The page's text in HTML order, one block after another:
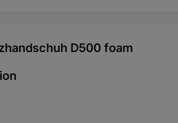
D500 foam